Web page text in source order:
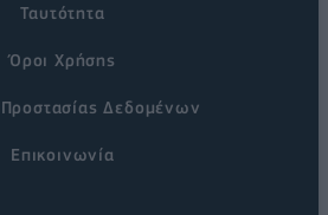
Ταυτότητα
Όροι Χρήσης
Προστασίας Δεδομένων
Επικοινωνία